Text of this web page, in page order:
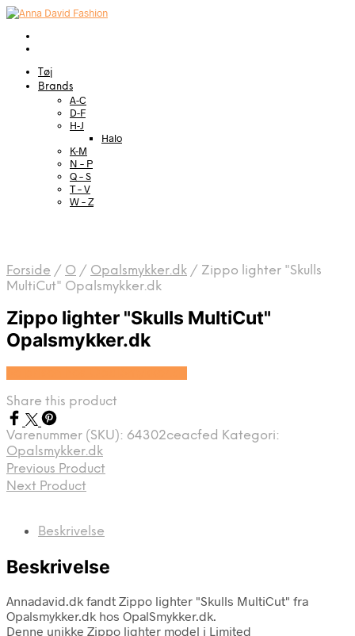
Tøj
Brands
A-C
D-F
H-J
Halo
K-M
N – P
Q – S
T – V
W – Z
Forside / O / Opalsmykker.dk / Zippo lighter "Skulls
MultiCut" Opalsmykker.dk
Zippo lighter "Skulls MultiCut"
Opalsmykker.dk
Share this product
Varenummer (SKU): 64302ceacfed Kategori:
Opalsmykker.dk
Previous Product
Next Product
Beskrivelse
Beskrivelse
Annadavid.dk fandt Zippo lighter "Skulls MultiCut" fra
Opalsmykker.dk hos OpalSmykker.dk.
Denne unikke Zippo lighter model i Limited